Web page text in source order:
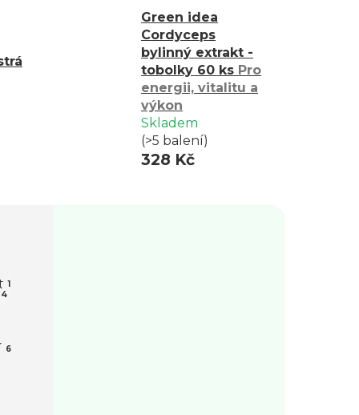
Green idea
Cordyceps
bylinný extrakt -
tobolky 60 ks Pro
energii, vitalitu a
výkon
Skladem
(>5 balení)
328 Kč
1
4
6